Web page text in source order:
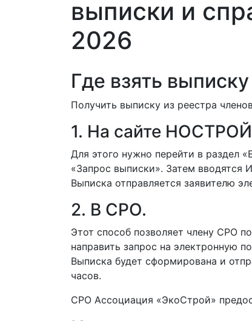
выписки и
2026
Где взять
Получить выписку из реестра
1. На сайте
Для этого нужно перейти в раздел
«Запрос выписки». Затем вводятся
Выписка отправляется заявителю
2. В СРО.
Этот способ позволяет члену СРО
направить запрос на электронную
Выписка будет сформирована и
часов.
СРО Ассоциация «ЭкоСтрой»